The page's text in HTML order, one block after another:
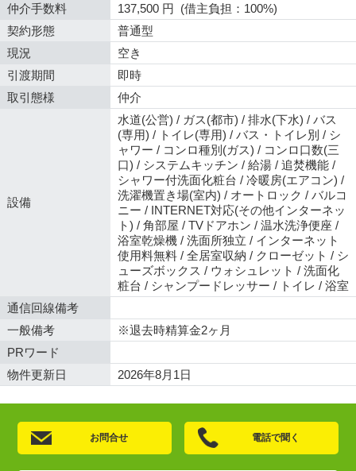
仲介手数料
137,500 円 (借主負担：100%)
契約形態
普通型
現況
空き
引渡期間
即時
取引態様
仲介
設備
水道(公営) / ガス(都市) / 排水(下水) / バス
(専用) / トイレ(専用) / バス・トイレ別 / シ
ャワー / コンロ種別(ガス) / コンロ口数(三
口) / システムキッチン / 給湯 / 追焚機能 /
シャワー付洗面化粧台 / 冷暖房(エアコン) /
洗濯機置き場(室内) / オートロック / バルコ
ニー / INTERNET対応(その他インターネッ
ト) / 角部屋 / TVドアホン / 温水洗浄便座 /
浴室乾燥機 / 洗面所独立 / インターネット
使用料無料 / 全居室収納 / クローゼット / シ
ューズボックス / ウォシュレット / 洗面化
粧台 / シャンプードレッサー / トイレ / 浴室
通信回線備考
一般備考
※退去時精算金2ヶ月
PRワード
物件更新日
2026年8月1日
お問合せ 電話で聞く